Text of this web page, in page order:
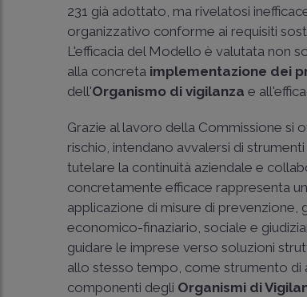
231 già adottato, ma rivelatosi
organizzativo conforme ai requisiti
L'efficacia del Modello è valutata non
alla concreta implementazione dei
dell'Organismo di vigilanzae
Grazie al lavoro della Commissione si
rischio, intendano avvalersi di
tutelare la continuità aziendale e
concretamente efficace rappresenta
applicazione di misure di
economico-finaziario, sociale e
guidare le imprese verso soluzioni
allo stesso tempo, come strumento di
componenti degli Organismi di